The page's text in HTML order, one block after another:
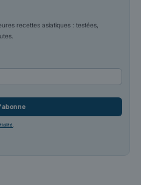
recettes asiatiques : testées,
.